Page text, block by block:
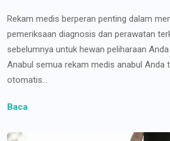
Rekam medis berperan penting dalam
pemeriksaan diagnosis dan perawatan
sebelumnya untuk hewan peliharaan
Anabul semua rekam medis anabul Anda
otomatis...
Baca